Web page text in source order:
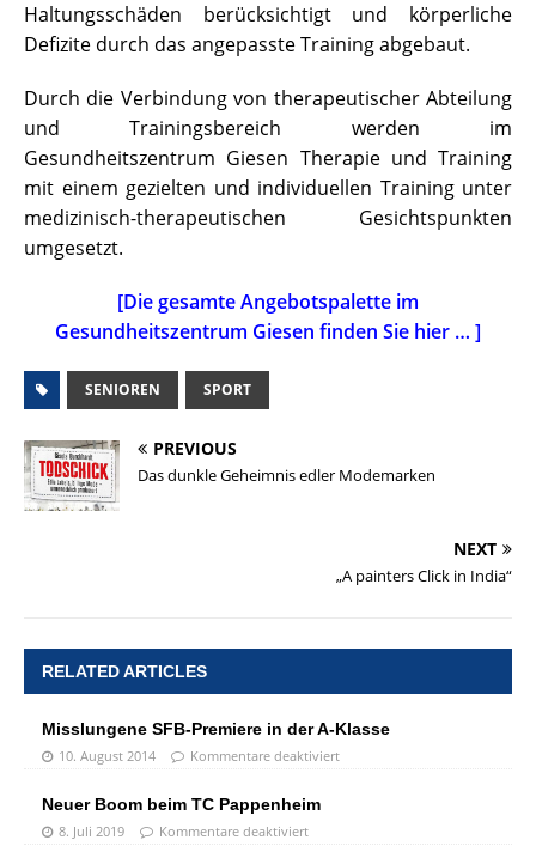
Haltungsschäden berücksichtigt und körperliche
Defizite durch das angepasste Training abgebaut.
Durch die Verbindung von therapeutischer Abteilung
und Trainingsbereich werden im
Gesundheitszentrum Giesen Therapie und Training
mit einem gezielten und individuellen Training unter
medizinisch-therapeutischen Gesichtspunkten
umgesetzt.
[Die gesamte Angebotspalette im
Gesundheitszentrum Giesen finden Sie hier … ]
SENIOREN SPORT
PREVIOUS
Das dunkle Geheimnis edler Modemarken
NEXT
„A painters Click in India“
RELATED ARTICLES
Misslungene SFB-Premiere in der A-Klasse
10. August 2014 Kommentare deaktiviert
Neuer Boom beim TC Pappenheim
8. Juli 2019 Kommentare deaktiviert